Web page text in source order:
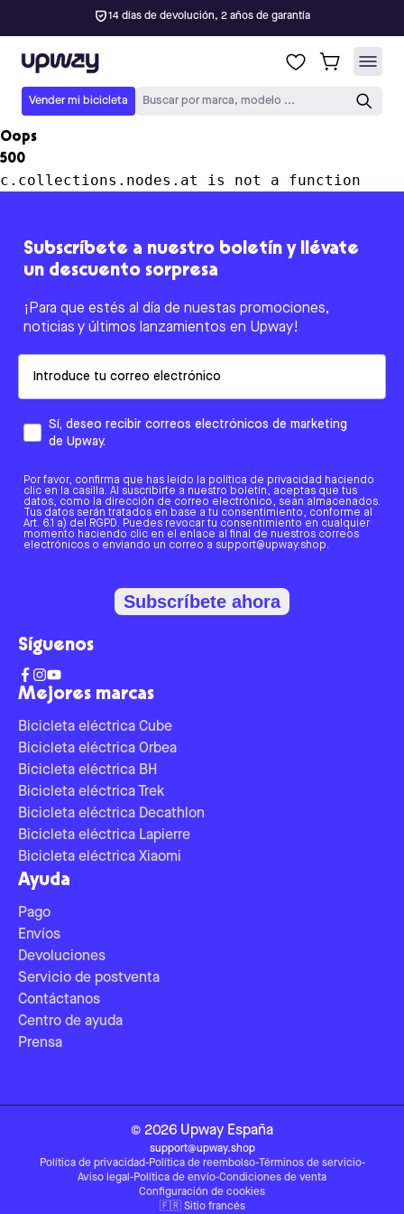
14 días de devolución, 2 años de garantía
Upway
Vender mi bicicleta Buscar por marca, modelo ...
Oops
500
c.collections.nodes.at is not a function
Mejores marcas
Bicicleta eléctrica Cube
Bicicleta eléctrica Orbea
Bicicleta eléctrica BH
Bicicleta eléctrica Trek
Bicicleta eléctrica Decathlon
Bicicleta eléctrica Lapierre
Bicicleta eléctrica Xiaomi
Ayuda
Pago
Envíos
Devoluciones
Servicio de postventa
Contáctanos
Centro de ayuda
Prensa
Subscríbete a nuestro boletín y llévate
un descuento sorpresa
¡Para que estés al día de nuestas promociones,
noticias y últimos lanzamientos en Upway!
Sí, deseo recibir correos electrónicos de marketing
de Upway.
Por favor, confirma que has leído la política de privacidad haciendo
clic en la casilla. Al suscribirte a nuestro boletín, aceptas que tus
datos, como la dirección de correo electrónico, sean almacenados.
Tus datos serán tratados en base a tu consentimiento, conforme al
Art. 6.1 a) del RGPD. Puedes revocar tu consentimiento en cualquier
momento haciendo clic en el enlace al final de nuestros correos
electrónicos o enviando un correo a support@upway.shop.
Subscríbete ahora
Síguenos
© 2026 Upway España
support@upway.shop
Política de privacidad-Política de reembolso-Términos de servicio-
Aviso legal -Política de envío-Condiciones de venta
Configuración de cookies
🇫🇷 Sitio francés